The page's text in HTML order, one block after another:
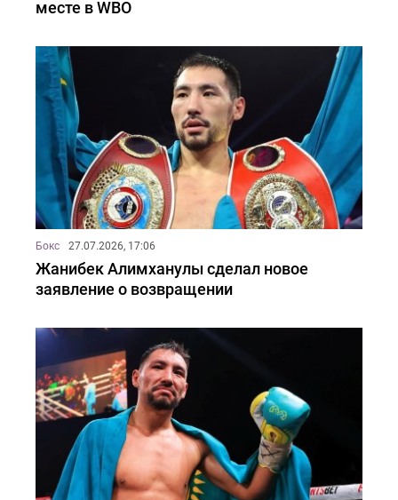
месте в WBO
Бокс 27.07.2026, 17:06
Жанибек Алимханулы сделал новое
заявление о возвращении